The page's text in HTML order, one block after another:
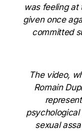
was feeling at
given once
committed
The video,
Romain
sexual